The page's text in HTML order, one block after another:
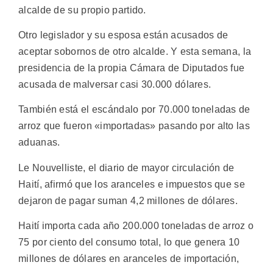
alcalde de su propio partido.
Otro legislador y su esposa están acusados de
aceptar sobornos de otro alcalde. Y esta semana, la
presidencia de la propia Cámara de Diputados fue
acusada de malversar casi 30.000 dólares.
También está el escándalo por 70.000 toneladas de
arroz que fueron «importadas» pasando por alto las
aduanas.
Le Nouvelliste, el diario de mayor circulación de
Haití, afirmó que los aranceles e impuestos que se
dejaron de pagar suman 4,2 millones de dólares.
Haití importa cada año 200.000 toneladas de arroz o
75 por ciento del consumo total, lo que genera 10
millones de dólares en aranceles de importación,